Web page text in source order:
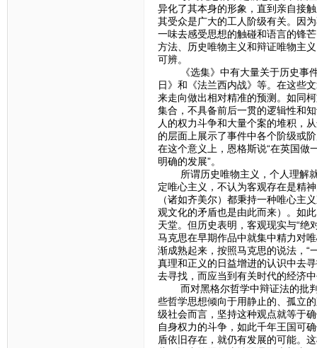
异化了其本身的形象，直到亲自接
其受众是广大的工人阶级有关。因
一味去感受思想的触碰和语言的锋
方法、历史唯物主义和辩证唯物主
可辨。
《选集》中有大量关于历史事件
日》和《法兰西内战》等。在这些
来走向做出相对精准的预测。如同
集合，不具备前后一贯的逻辑性和
人的权力斗争和大量个案的堆积，
的层面上展示了事件中各个阶级或
在这个意义上，恩格斯说“在英国做
明确的发展”。
所谓历史唯物主义，个人理解就
定唯心主义，不认为客观存在是精
（诸如齐美尔）都秉持一种唯心主
观文化的矛盾也是由此而来）。如
天堂。但历史表明，客观现实与“绝
马克思在早期作品中就集中精力对
渐成熟起来，按照马克思的说法，“
真理和正义的日益增进的认识中去
去寻找，而应当到有关时代的经济
而对黑格尔哲学中辩证法的批判
些哲学思想倾向于用静止的、孤立
级社会而言，坚持这种观点就等于
自身权力的斗争，如此千年王国可
盾依旧存在，就仍有发展的可能。